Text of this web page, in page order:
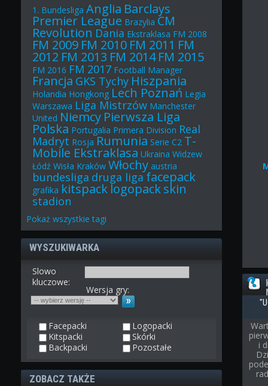
1. Bundesliga Anglia Barclays
Premier League Brazylia CM
Revolution Dania Ekstraklasa FM 2008
FM 2009 FM 2010 FM 2011 FM
2012 FM 2013 FM 2014 FM 2015
FM 2016 FM 2017 Football Manager
Francja GKS Tychy Hiszpania
Holandia Hongkong Lech Poznań Legia
Warszawa Liga Mistrzów Manchester
United Niemcy Pierwsza Liga
Polska Portugalia Primera Division Real
Madryt Rosja Rumunia Serie C2 T-
Mobile Ekstraklasa Ukraina Widzew
Łódź Wisła Kraków Włochy austria
bundesliga druga ligafacepack
grafika kitspacklogopackskin
stadion
Pokażwszystkie tagi
WYSZUKIWARKA
Slowo
kluczowe:
Wersja gry:
Facepacki
Logopacki
Kitspacki
Skórki
Backpacki
Pozostałe
ZOBACZ TAKŻE
i